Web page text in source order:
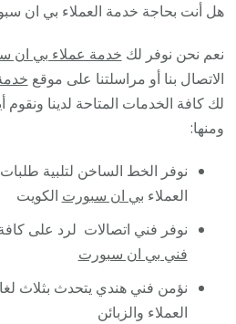
هل أنت بحاجة خدمة العملاء بي ان
نعم نحن نوفر لك خدمة عملاء بي ان
الاتصال بنا أو مراسلتنا على موقع
لك كافة الخدمات المتاحة لدينا
ومنها:
نوفر الخط الساخن لتلبية
العملاء بي ان سبورت الكويت
نوفر فني اتصالات لرد على
فني بي ان سبورت
نؤمن فني هندي يتحدث بثلاث
العملاء والزبائن